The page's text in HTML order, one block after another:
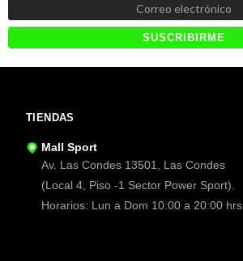
TIENDAS
Mall Sport
Av. Las Condes 13501, Las Condes
(Local 4, Piso -1 Sector Power Sport).
Horarios: Lun a Dom 10:00 a 20:00 hrs.